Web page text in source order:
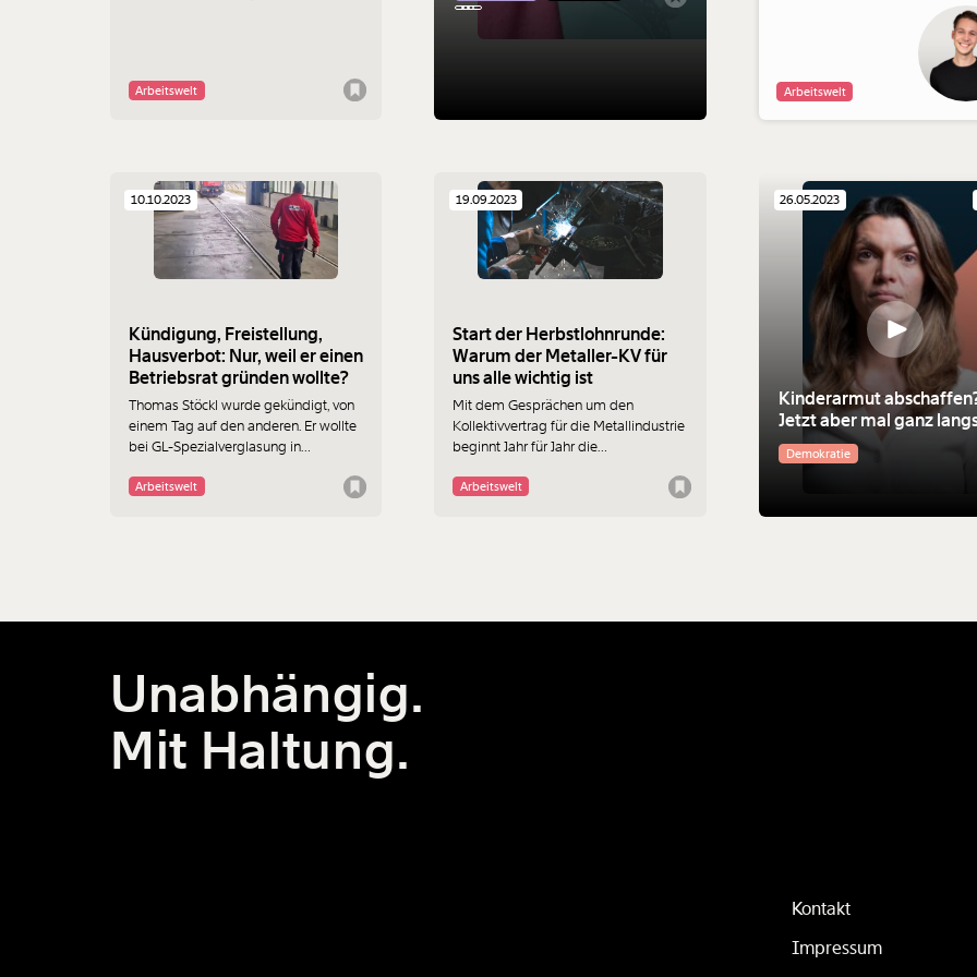
Arbeitswelt
Mehr Arbeit. Auch im hohen Alter.
Arbeitswelt
10.10.2023
Kündigung, Freistellung,
Hausverbot: Nur, weil er einen
Betriebsrat gründen wollte?
Thomas Stöckl wurde gekündigt, von
einem Tag auf den anderen. Er wollte
bei GL-Spezialverglasung in
gründen. Und deshalb habe er gehen
Arbeitswelt
19.09.2023
Start der Herbstlohnrunde:
Warum der Metaller-KV für
uns alle wichtig ist
Mit dem Gesprächen um den
Kollektivvertrag für die Metallindustrie
beginnt Jahr für Jahr die
überhaupt verhandelt und warum ist
Arbeitswelt
26.05.2023
Kinderarmut
Jetzt aber mal ganz
Demokratie
Unabhängig.
Mit Haltung.
Kontakt
Impressum